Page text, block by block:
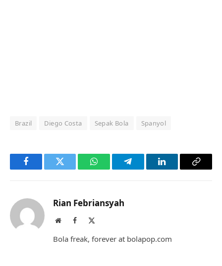
Brazil Diego Costa Sepak Bola Spanyol
FacebookTwitter WhatsAppTelegramLinkedInCopy
Rian Febriansyah
WebsiteFacebook
Bola freak, forever at bolapop.com